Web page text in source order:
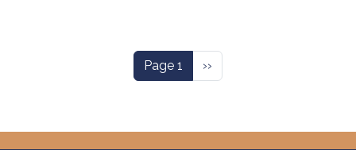
Page 1 Next page
››